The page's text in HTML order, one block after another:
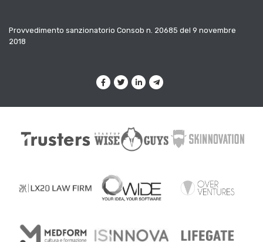
Provvedimento sanzionatorio Consob n. 20685 del 9 novembre
2018